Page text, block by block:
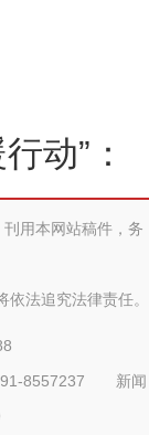
中快
动”：
用本网站稿件，务
法追究法律责任。
8557237 新闻